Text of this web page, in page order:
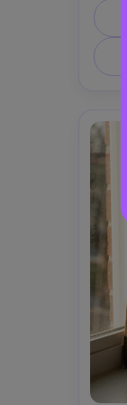
a